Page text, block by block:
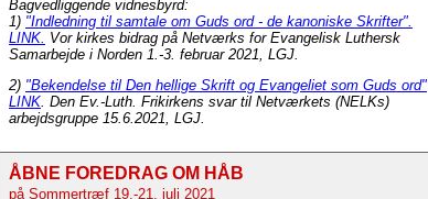
Bagvedliggende vidnesbyrd:
1) "Indledning til samtale om Guds ord - de kanoniske Skrifter".
LINK. Vor kirkes bidrag på Netværks for Evangelisk Luthersk
Samarbejde i Norden 1.-3. februar 2021, LGJ.
2) "Bekendelse til Den hellige Skrift og Evangeliet som Guds ord"
LINK. Den Ev.-Luth. Frikirkens svar til Netværkets (NELKs)
arbejdsgruppe 15.6.2021, LGJ.
ÅBNE FOREDRAG OM HÅB
på Sommertræf 19.-21. juli 2021